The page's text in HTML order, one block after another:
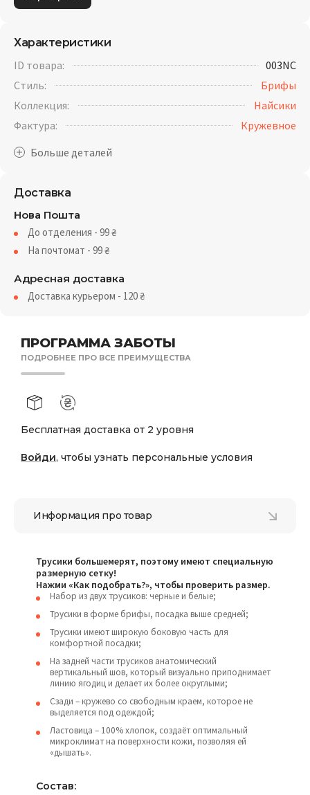
ПРОГРАММА ЗАБОТЫ
ПОДРОБНЕЕ ПРО ВСЕ ПРЕИМУЩЕСТВА
Бесплатная доставка от 2 уровня
Войди, чтобы узнать персональные условия
Характеристики
ID товара:
003NC
Стиль:
Брифы
Коллекция:
Найсики
Фактура:
Кружевное
Доставка
Нова Пошта
До отделения - 99₴
На почтомат - 99₴
Адресная доставка
Доставка курьером - 120₴
Информация про товар
Трусики большемерят, поэтому имеют специальную
размерную сетку!
Нажми «Как подобрать?», чтобы проверить размер.
Набор из двух трусиков: черные и белые;
Трусики в форме брифы, посадка выше средней;
Трусики имеют широкую боковую часть для
комфортной посадки;
На задней части трусиков анатомический
вертикальный шов, который визуально приподнимает
линию ягодиц и делает их более округлыми;
Сзади – кружево со свободным краем, которое не
выделяется под одеждой;
Ластовица – 100% хлопок, создаёт оптимальный
микроклимат на поверхности кожи, позволяя ей
«дышать».
Состав: